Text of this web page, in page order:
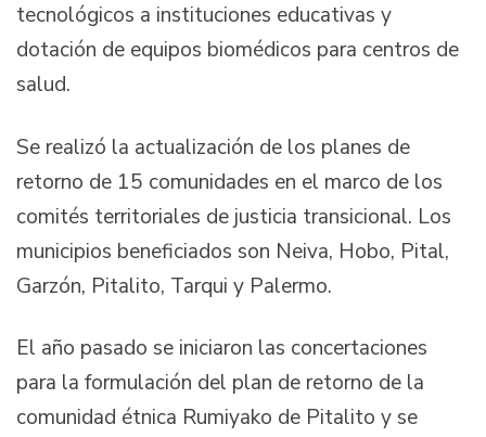
tecnológicos a instituciones educativas y
dotación de equipos biomédicos para centros de
salud.
Se realizó la actualización de los planes de
retorno de 15 comunidades en el marco de los
comités territoriales de justicia transicional. Los
municipios beneficiados son Neiva, Hobo, Pital,
Garzón, Pitalito, Tarqui y Palermo.
El año pasado se iniciaron las concertaciones
para la formulación del plan de retorno de la
comunidad étnica Rumiyako de Pitalito y se